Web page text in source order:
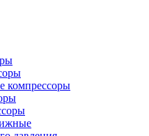
компрессоры